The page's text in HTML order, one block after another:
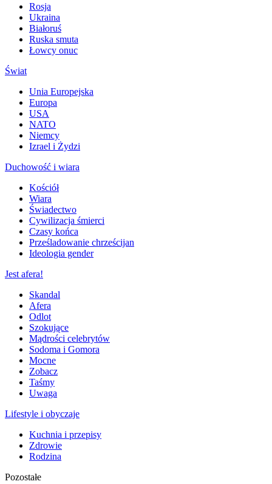
Rosja
Ukraina
Białoruś
Ruska smuta
Łowcy onuc
Świat
Unia Europejska
Europa
USA
NATO
Niemcy
Izrael i Żydzi
Duchowość i wiara
Kościół
Wiara
Świadectwo
Cywilizacja śmierci
Czasy końca
Prześladowanie chrześcijan
Ideologia gender
Jest afera!
Skandal
Afera
Odlot
Szokujące
Mądrości celebrytów
Sodoma i Gomora
Mocne
Zobacz
Taśmy
Uwaga
Lifestyle i obyczaje
Kuchnia i przepisy
Zdrowie
Rodzina
Pozostałe